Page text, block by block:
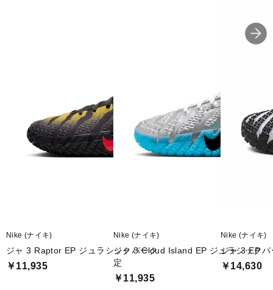
と反発性があり、もっと大きなエネルギーをもたらし、もっと動け
るようにすること」。フルレングスのHybrid ZoomXフォームとトラ
クションパターンを組み合わせ、ジャのプレーを進化させます。
◇ジャが生んだデザイン
Nikeのデザイナーと話し合った時、ジャのメッセージは明確でし
フルレングスのHybrid ZoomXフォームの上にフォームソックライナ
ーを搭載し、動くたびに雲の上にいるような感覚を実現。
パッド入りの履き口がクッショニングをプラス。
Nike (ナイキ)
ジャ 3 Raptor EP ジュラシックパーク
￥11,935
Nike (ナイキ)
ジャ 3 Cloud Island EP ジュラシック
定
￥11,935
Nike (ナイキ)
ジャ 3 EP
￥14,630